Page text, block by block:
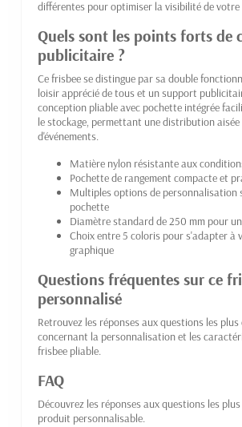
différentes pour optimiser la visibilité de votre
Quels sont les points forts de
publicitaire ?
Ce frisbee se distingue par sa double
loisir apprécié de tous et un support
conception pliable avec pochette intégrée
le stockage, permettant une distribution
d'événements.
Matière nylon résistante aux
Pochette de rangement compacte et
Multiples options de personnalisation
pochette
Diamètre standard de 250 mm pour
Choix entre 5 coloris pour s'adapter à
graphique
Questions fréquentes sur ce
personnalisé
Retrouvez les réponses aux questions les
concernant la personnalisation et les
frisbee pliable.
FAQ
Découvrez les réponses aux questions les
produit personnalisable.